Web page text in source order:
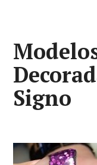
Signo